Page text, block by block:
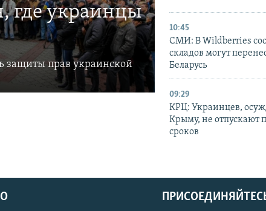
где украинцы
защиты прав украинской
10:45
СМИ: В Wildberries
складов могут
Беларусь
09:29
КРЦ: Украинцев,
Крыму, не отпускают
сроков